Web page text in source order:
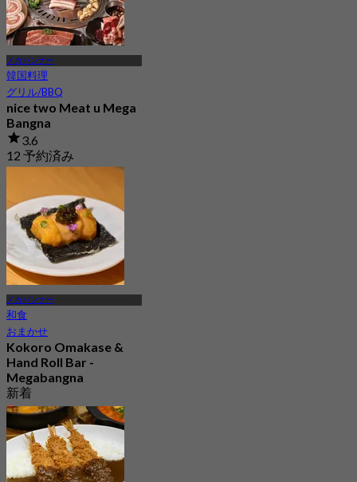
メガバンナー
韓国料理
グリル/BBQ
nice two Meat u Mega
Bangna
3.6
12 予約済み
メガバンナー
和食
おまかせ
Kokoro Omakase &
Hand Roll Bar -
Megabangna
新着
4.8
から
฿ 1,290